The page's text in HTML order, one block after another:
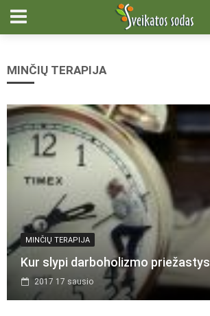
MINČIŲ TERAPIJA
MINČIŲ TERAPIJA
Kur slypi darboholizmo priežastys
2017 17 sausio